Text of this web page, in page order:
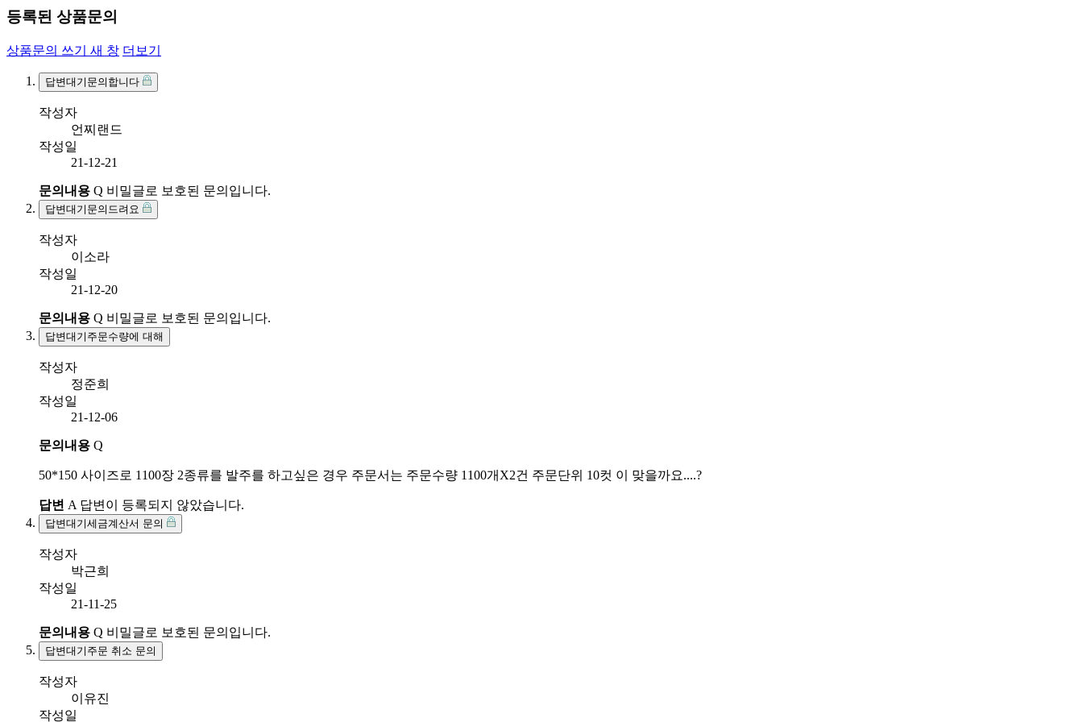
등록된 상품문의
상품문의 쓰기 새 창 더보기
답변대기 문의합니다
작성자
언찌랜드
작성일
21-12-21
문의내용 Q 비밀글로 보호된 문의입니다.
답변대기 문의드려요
작성자
이소라
작성일
21-12-20
문의내용 Q 비밀글로 보호된 문의입니다.
답변대기 주문수량에 대해
작성자
정준희
작성일
21-12-06
문의내용 Q
50*150 사이즈로 1100장 2종류를 발주를 하고싶은 경우 주문서는 주문수량 1100개X2건 주문단위 10컷 이 맞을까요....?
답변 A 답변이 등록되지 않았습니다.
답변대기세금계산서 문의
작성자
박근희
작성일
21-11-25
문의내용 Q 비밀글로 보호된 문의입니다.
답변대기 주문 취소 문의
작성자
이유진
작성일